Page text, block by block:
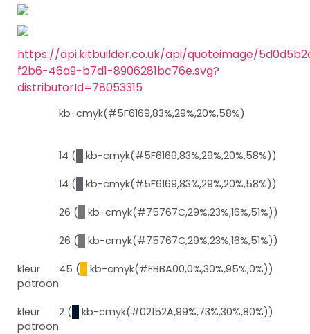
https://api.kitbuilder.co.uk/api/quoteimage/
f2b6-46a9-b7d1-8906281bc76e.svg?
distributorId=78053315
kb-cmyk(#5F6169,83%,29%,20%,58%)
14 ( kb-cmyk(#5F6169,83%,29%,20%,58%))
14 ( kb-cmyk(#5F6169,83%,29%,20%,58%))
26 ( kb-cmyk(#75767C,29%,23%,16%,51%))
26 ( kb-cmyk(#75767C,29%,23%,16%,51%))
kleur
patroon
45 ( kb-cmyk(#FBBA00,0%,30%,95%,0%))
kleur
patroon
2 ( kb-cmyk(#02152A,99%,73%,30%,80%))